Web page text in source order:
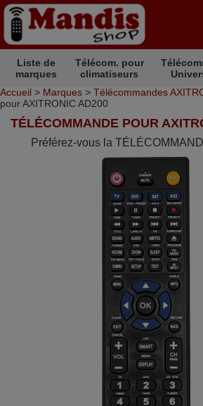
Liste de
marques
Télécom. pour
climatiseurs
Accueil > Marques > Télécommandes
pour AXITRONIC AD200
TÉLÉCOMMANDE POUR
Préférez-vous la